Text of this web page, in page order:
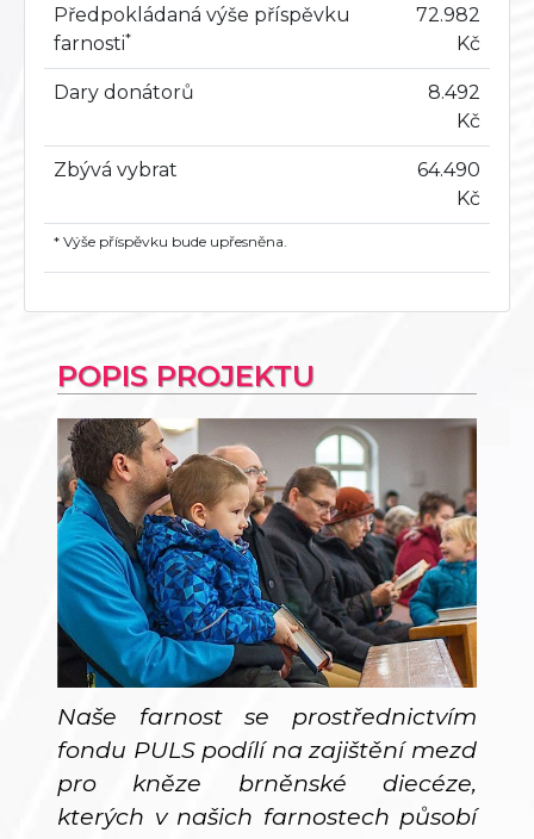
Předpokládaná výše příspěvku
farnosti*
72.982
Kč
Dary donátorů
8.492
Kč
Zbývá vybrat
64.490
Kč
* Výše příspěvku bude upřesněna.
POPIS PROJEKTU
Naše farnost se prostřednictvím
fondu PULS podílí na zajištění mezd
pro kněze brněnské diecéze,
kterých v našich farnostech působí